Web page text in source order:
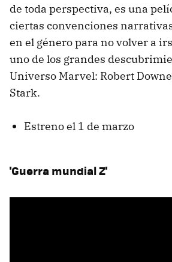
de toda perspectiva, es una
ciertas convenciones
en el género para no volver a
uno de los grandes
Universo Marvel: Robert
Stark.
Estreno el 1 de marzo
'Guerra mundial Z'